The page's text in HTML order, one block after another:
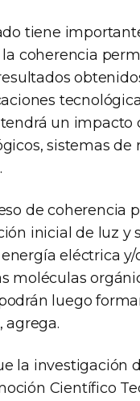
tiene
coherencia
un impacto
sistemas de
de coherencia
inicial de luz y
eléctrica
moléculas
luego
agrega.
la investigación
Científico